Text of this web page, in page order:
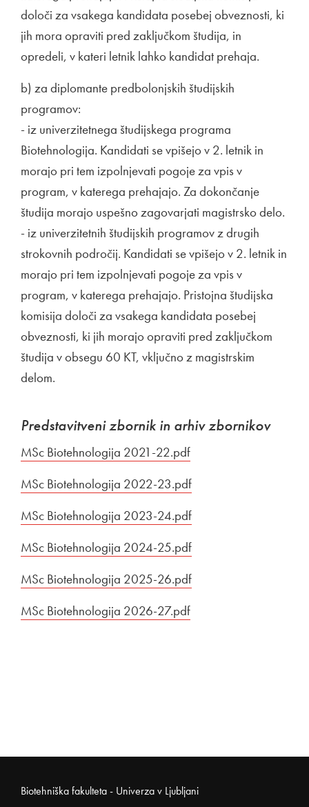
določi za vsakega kandidata posebej obveznosti, ki
jih mora opraviti pred zaključkom študija, in
opredeli, v kateri letnik lahko kandidat prehaja.
b) za diplomante predbolonjskih študijskih
programov:
- iz univerzitetnega študijskega programa
Biotehnologija. Kandidati se vpišejo v 2. letnik in
morajo pri tem izpolnjevati pogoje za vpis v
program, v katerega prehajajo. Za dokončanje
študija morajo uspešno zagovarjati magistrsko delo.
- iz univerzitetnih študijskih programov z drugih
strokovnih področij. Kandidati se vpišejo v 2. letnik in
morajo pri tem izpolnjevati pogoje za vpis v
program, v katerega prehajajo. Pristojna študijska
komisija določi za vsakega kandidata posebej
obveznosti, ki jih morajo opraviti pred zaključkom
študija v obsegu 60 KT, vključno z magistrskim
delom.
Predstavitveni zbornik in arhiv zbornikov
Povezava na dokument
MSc Biotehnologija 2021-22.pdf
Povezava na dokument
MSc Biotehnologija 2022-23.pdf
Povezava na dokument
MSc Biotehnologija 2023-24.pdf
Povezava na dokument
MSc Biotehnologija 2024-25.pdf
Povezava na dokument
MSc Biotehnologija 2025-26.pdf
Povezava na dokument
MSc Biotehnologija 2026-27.pdf
Noga strani
Biotehniška fakulteta - Univerza v Ljubljani